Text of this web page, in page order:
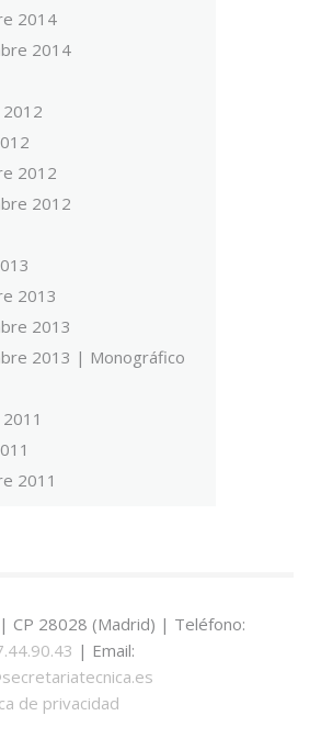
2014
2014
2012
2012
2013
2013
2013 | Monográfico
2011
| CP 28028 (Madrid) | Teléfono:
| Email:
de privacidad